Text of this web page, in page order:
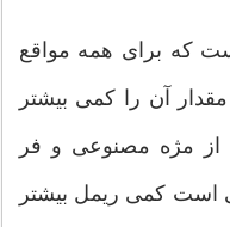
كه برای همه مواقع
آن را كمی بیشتر
از مژه مصنوعی و فر
است كمی ریمل بیشتر